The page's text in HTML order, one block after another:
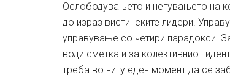
Ослободувањето и негувањето на
до израз вистинските лидери.
управување со четири парадокси.
води сметка и за колективниот
треба во ниту еден момент да се